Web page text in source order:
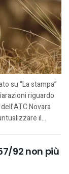
su “La stampa”
riguardo
Novara
il...
92 non più